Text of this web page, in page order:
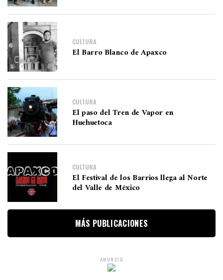
CULTURA
El Barro Blanco de Apaxco
CULTURA
El paso del Tren de Vapor en
Huehuetoca
CULTURA
El Festival de los Barrios llega al Norte
del Valle de México
MÁS PUBLICACIONES
ANUNCIO